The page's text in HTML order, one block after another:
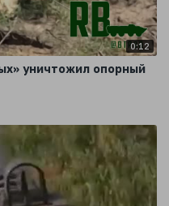
0:12
уничтожил опорный